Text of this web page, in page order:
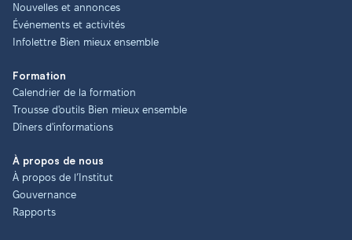
Nouvelles et annonces
Événements et activités
Infolettre Bien mieux ensemble
Formation
Calendrier de la formation
Trousse d'outils Bien mieux ensemble
Dîners d'informations
À propos de nous
À propos de l’Institut
Gouvernance
Rapports